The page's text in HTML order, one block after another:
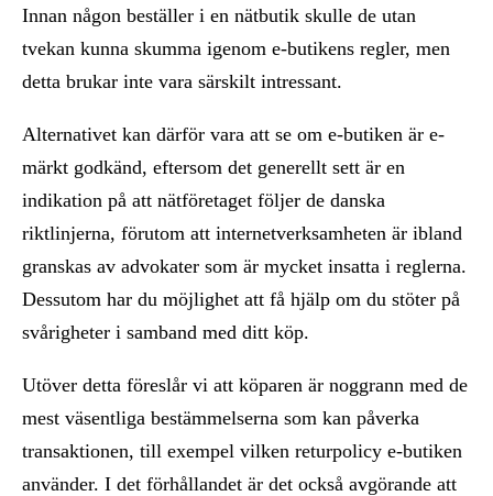
Innan någon beställer i en nätbutik skulle de utan
tvekan kunna skumma igenom e-butikens regler, men
detta brukar inte vara särskilt intressant.
Alternativet kan därför vara att se om e-butiken är e-
märkt godkänd, eftersom det generellt sett är en
indikation på att nätföretaget följer de danska
riktlinjerna, förutom att internetverksamheten är ibland
granskas av advokater som är mycket insatta i reglerna.
Dessutom har du möjlighet att få hjälp om du stöter på
svårigheter i samband med ditt köp.
Utöver detta föreslår vi att köparen är noggrann med de
mest väsentliga bestämmelserna som kan påverka
transaktionen, till exempel vilken returpolicy e-butiken
använder. I det förhållandet är det också avgörande att